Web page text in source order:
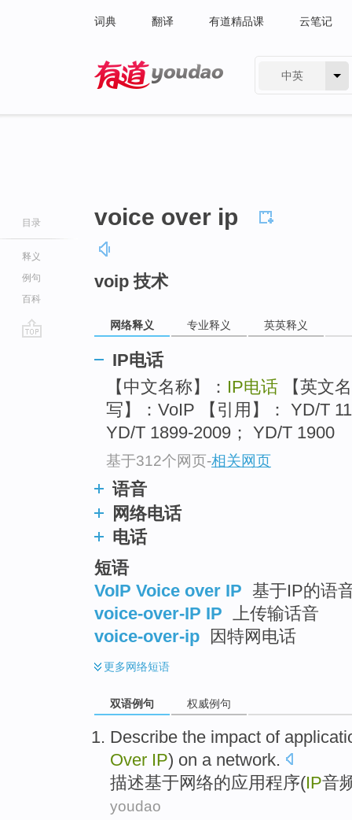
词典 翻译 有道精品课 云笔记
中英
目录
释义
例句
百科
voice over ip
voip 技术
网络释义 专业释义 英英释义
IP电话
【中文名称】： IP电话 【英文
写】：VoIP 【引用】： YD/T
YD/T 1899-2009； YD/T 1900
基于312个网页-相关网页
语音
网络电话
电话
短语
VoIP Voice over IP 基于IP的语
voice-over-IP IP
上传输话音
voice-over-ip
因特网电话
更多网络短语
双语例句 权威例句
Describe the impact of
Over IP) on a network.
描述基于网络的应用程序(IP音
youdao